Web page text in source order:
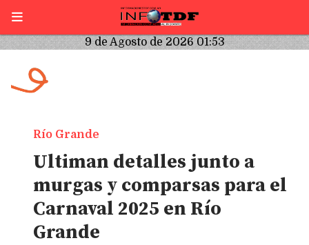
9 de Agosto de 2026 01:53
Ultiman detalles junto a
murgas y comparsas para el
Carnaval 2025 en Río
Grande
Río Grande